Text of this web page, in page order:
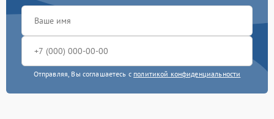
Отправляя, Вы соглашаетесь с политикой конфиденциальности